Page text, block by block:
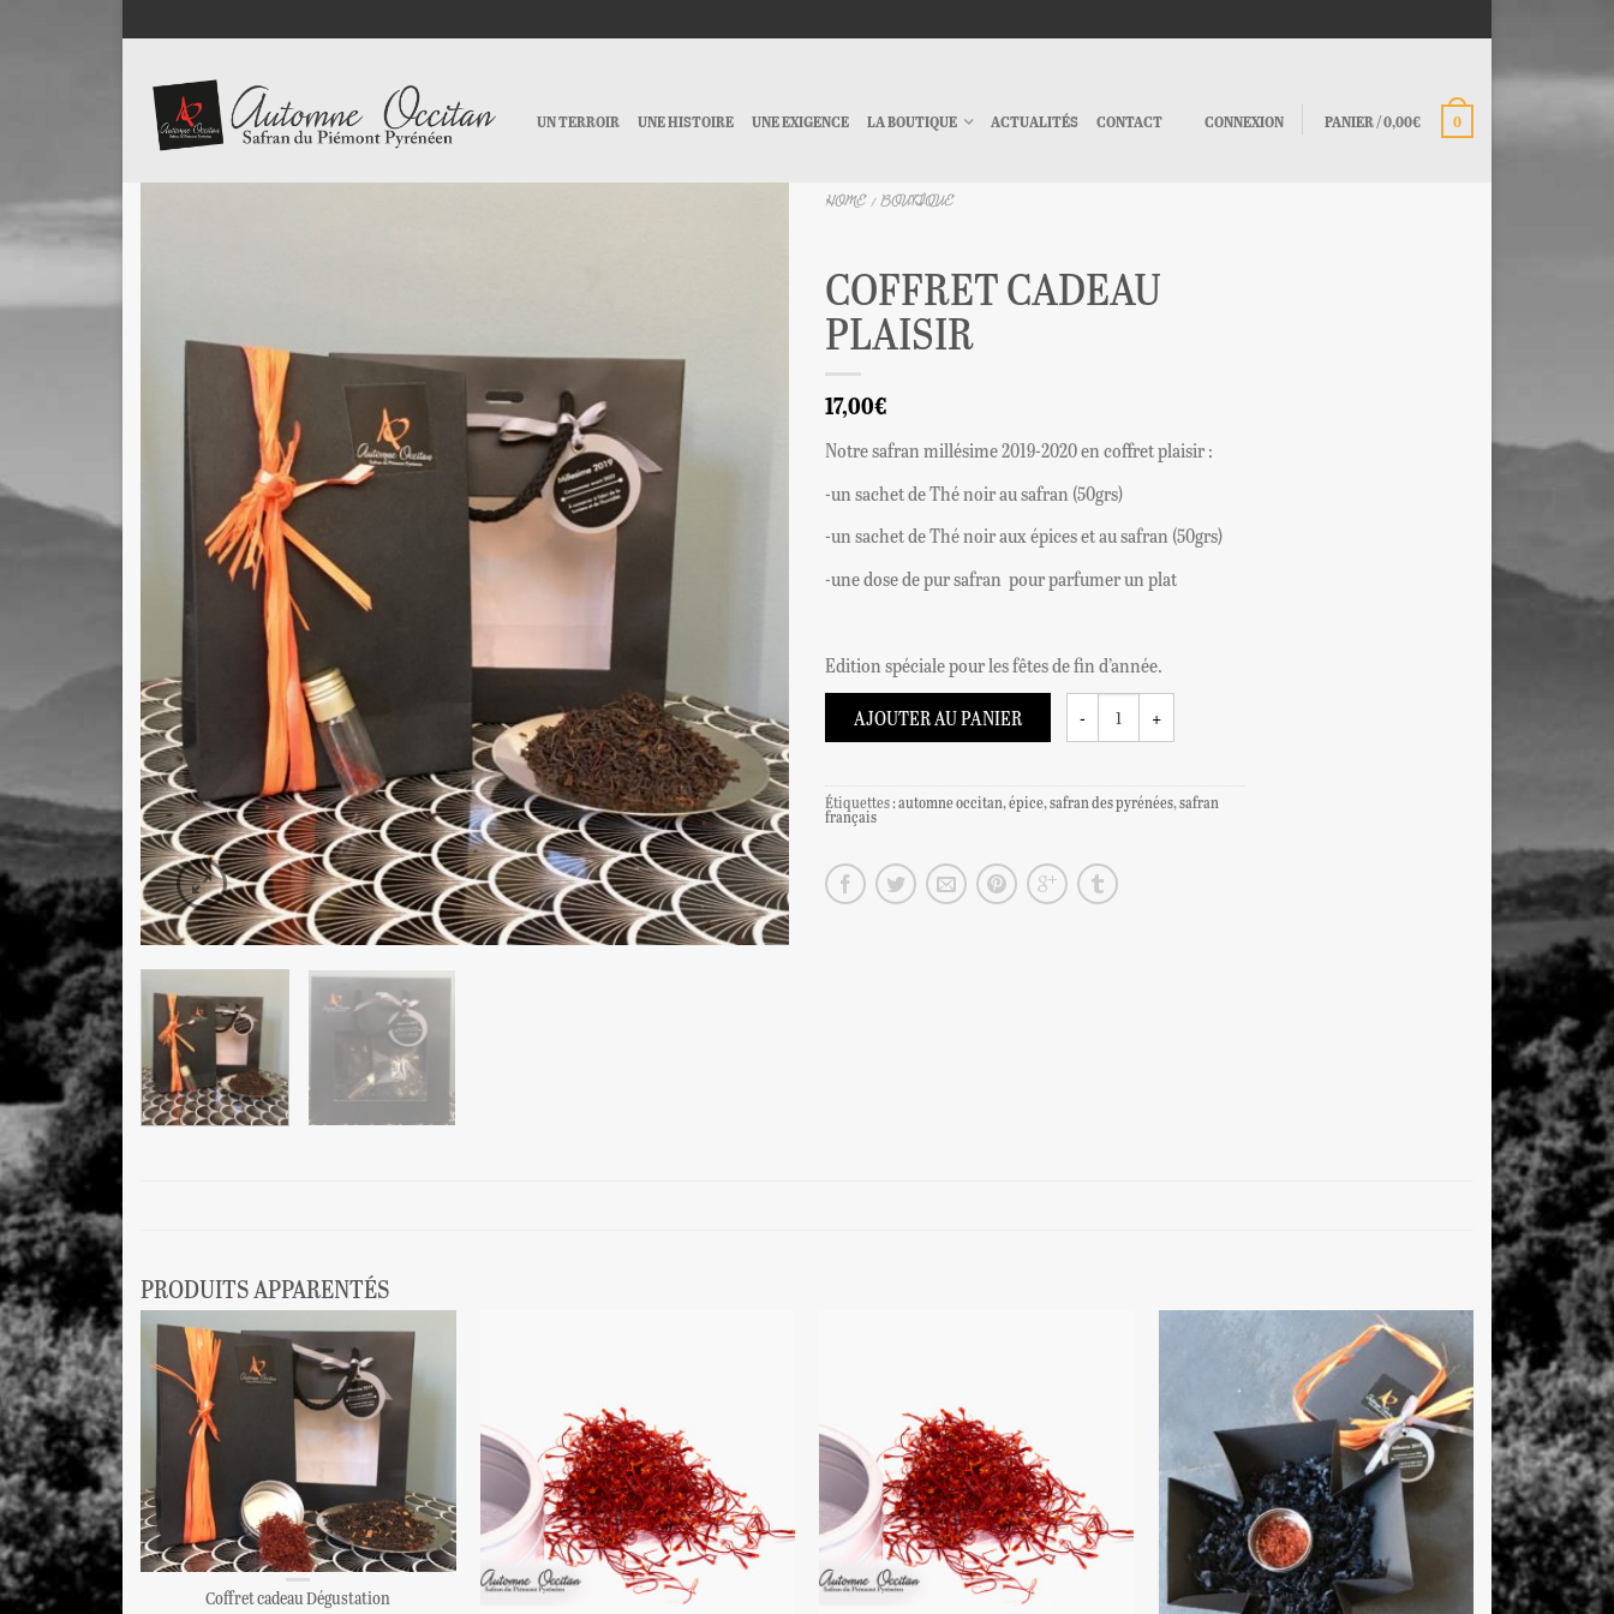
UN TERROIR UNE HISTOIRE UNE EXIGENCE LA BOUTIQUE ACTUALITÉS CONTACT CONNEXION PANIER/0,00€ 0
HOME / BOUTIQUE
COFFRET CADEAU
PLAISIR
17,00€
Notre safran millésime 2019-2020 en coffret plaisir :
-un sachet de Thé noir au safran (50grs)
-un sachet de Thé noir aux épices et au safran (50grs)
-une dose de pur safran pour parfumer un plat
Edition spéciale pour les fêtes de fin d’année.
AJOUTER AU PANIER
Étiquettes :automne occitan,épice,safran des pyrénées,safran
français
PRODUITS APPARENTÉS
Coffret cadeau Dégustation